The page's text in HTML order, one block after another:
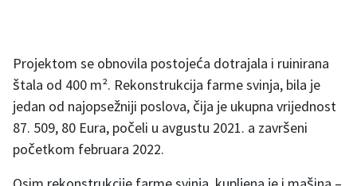
Projektom se obnovila postojeća dotrajala i ruinirana
štala od 400 m². Rekonstrukcija farme svinja, bila je
jedan od najopsežniji poslova, čija je ukupna vrijednost
87. 509, 80 Eura, počeli u avgustu 2021. a završeni
početkom februara 2022.